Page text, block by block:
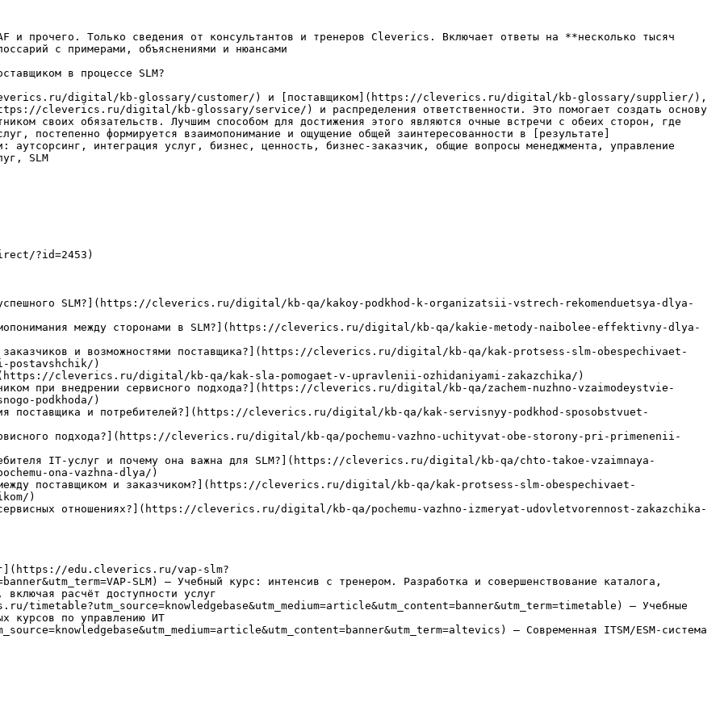
и прочего. Только сведения от консультантов и тренеров Cleverics. Включает ответы на **несколько тысяч
с примерами, объяснениями и нюансами
в процессе SLM?
cleverics.ru/digital/kb-glossary/customer/) и [поставщиком](https://cleverics.ru/digital/kb-glossary/supplier/),
cleverics.ru/digital/kb-glossary/service/) и распределения ответственности. Это помогает создать основу
своих обязательств. Лучшим способом для достижения этого являются очные встречи с обеих сторон, где
постепенно формируется взаимопонимание и ощущение общей заинтересованности в [результате]
интеграция услуг, бизнес, ценность, бизнес-заказчик, общие вопросы менеджмента, управление
SLM
?id=2453)
успешного SLM?](https://cleverics.ru/digital/kb-qa/kakoy-podkhod-k-organizatsii-vstrech-rekomenduetsya-dlya-
между сторонами в SLM?](https://cleverics.ru/digital/kb-qa/kakie-metody-naibolee-effektivny-dlya-
заказчиков и возможностями поставщика?](https://cleverics.ru/digital/kb-qa/kak-protsess-slm-obespechivaet-
postavshchik/)
cleverics.ru/digital/kb-qa/kak-sla-pomogaet-v-upravlenii-ozhidaniyami-zakazchika/)
при внедрении сервисного подхода?](https://cleverics.ru/digital/kb-qa/zachem-nuzhno-vzaimodeystvie-
podkhoda/)
поставщика и потребителей?](https://cleverics.ru/digital/kb-qa/kak-servisnyy-podkhod-sposobstvuet-
подхода?](https://cleverics.ru/digital/kb-qa/pochemu-vazhno-uchityvat-obe-storony-pri-primenenii-
IT-услуг и почему она важна для SLM?](https://cleverics.ru/digital/kb-qa/chto-takoe-vzaimnaya-
ona-vazhna-dlya/)
между поставщиком и заказчиком?](https://cleverics.ru/digital/kb-qa/kak-protsess-slm-obespechivaet-
)
сервисных отношениях?](https://cleverics.ru/digital/kb-qa/pochemu-vazhno-izmeryat-udovletvorennost-zakazchika-
edu.cleverics.ru/vap-slm?
SLM) — Учебный курс: интенсив с тренером. Разработка и совершенствование каталога,
расчёт доступности услуг
— Учебные
курсов по управлению ИТ
— Современная ITSM/ESM-система